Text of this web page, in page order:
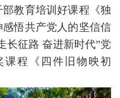
教育培训好课程《独
悟共产党人的坚信信
长征路 奋进新时代”党
程《四件旧物映初